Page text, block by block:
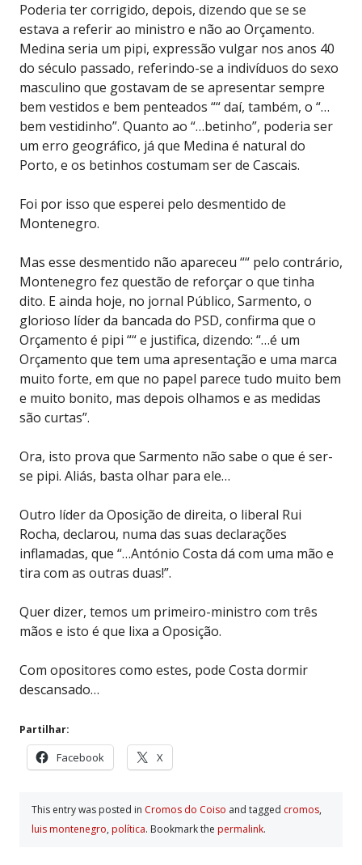
Poderia ter corrigido, depois, dizendo que se se
estava a referir ao ministro e não ao Orçamento.
Medina seria um pipi, expressão vulgar nos anos 40
do século passado, referindo-se a indivíduos do sexo
masculino que gostavam de se apresentar sempre
bem vestidos e bem penteados ““ daí, também, o “…
bem vestidinho”. Quanto ao “…betinho”, poderia ser
um erro geográfico, já que Medina é natural do
Porto, e os betinhos costumam ser de Cascais.
Foi por isso que esperei pelo desmentido de
Montenegro.
Mas esse desmentido não apareceu ““ pelo contrário,
Montenegro fez questão de reforçar o que tinha
dito. E ainda hoje, no jornal Público, Sarmento, o
glorioso líder da bancada do PSD, confirma que o
Orçamento é pipi ““ e justifica, dizendo: “…é um
Orçamento que tem uma apresentação e uma marca
muito forte, em que no papel parece tudo muito bem
e muito bonito, mas depois olhamos e as medidas
são curtas”.
Ora, isto prova que Sarmento não sabe o que é ser-
se pipi. Aliás, basta olhar para ele…
Outro líder da Oposição de direita, o liberal Rui
Rocha, declarou, numa das suas declarações
inflamadas, que “…António Costa dá com uma mão e
tira com as outras duas!”.
Quer dizer, temos um primeiro-ministro com três
mãos e isto é que lixa a Oposição.
Com opositores como estes, pode Costa dormir
descansado…
Partilhar:
Facebook X
This entry was posted in Cromos do Coiso and tagged cromos,
luis montenegro, polí­tica. Bookmark the permalink.